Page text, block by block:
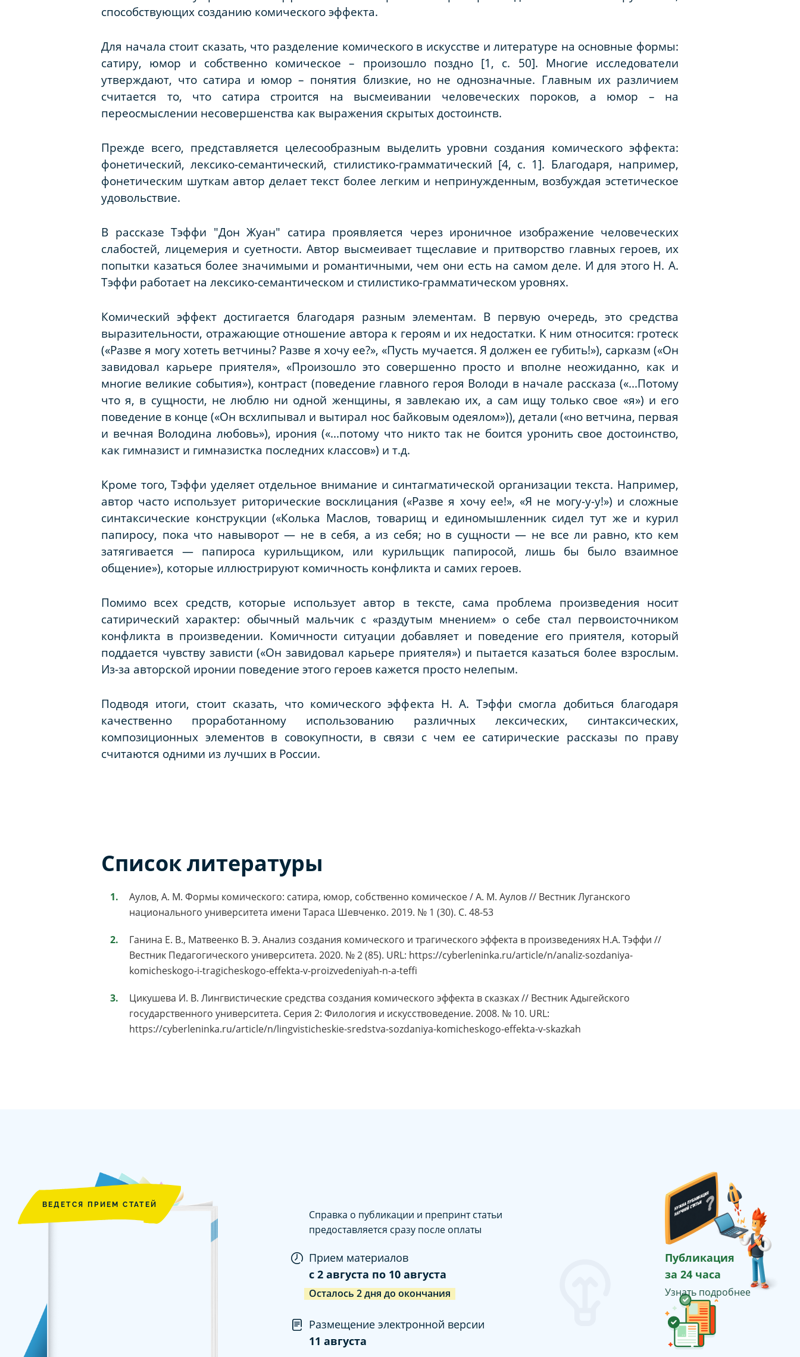
способствующих созданию комического эффекта.
Для начала стоит сказать, что разделение комического в искусстве и литературе на основные формы:
сатиру, юмор и собственно комическое – произошло поздно [1, с. 50]. Многие исследователи
утверждают, что сатира и юмор – понятия близкие, но не однозначные. Главным их различием
считается то, что сатира строится на высмеивании человеческих пороков, а юмор – на
переосмыслении несовершенства как выражения скрытых достоинств.
Прежде всего, представляется целесообразным выделить уровни создания комического эффекта:
фонетический, лексико-семантический, стилистико-грамматический [4, с. 1]. Благодаря, например,
фонетическим шуткам автор делает текст более легким и непринужденным, возбуждая эстетическое
удовольствие.
В рассказе Тэффи "Дон Жуан" сатира проявляется через ироничное изображение человеческих
слабостей, лицемерия и суетности. Автор высмеивает тщеславие и притворство главных героев, их
попытки казаться более значимыми и романтичными, чем они есть на самом деле. И для этого Н. А.
Тэффи работает на лексико-семантическом и стилистико-грамматическом уровнях.
Комический эффект достигается благодаря разным элементам. В первую очередь, это средства
выразительности, отражающие отношение автора к героям и их недостатки. К ним относится: гротеск
(«Разве я могу хотеть ветчины? Разве я хочу ее?», «Пусть мучается. Я должен ее губить!»), сарказм («Он
завидовал карьере приятеля», «Произошло это совершенно просто и вполне неожиданно, как и
многие великие события»), контраст (поведение главного героя Володи в начале рассказа («...Потому
что я, в сущности, не люблю ни одной женщины, я завлекаю их, а сам ищу только свое «я») и его
поведение в конце («Он всхлипывал и вытирал нос байковым одеялом»)), детали («но ветчина, первая
и вечная Володина любовь»), ирония («...потому что никто так не боится уронить свое достоинство,
как гимназист и гимназистка последних классов») и т.д.
Кроме того, Тэффи уделяет отдельное внимание и синтагматической организации текста. Например,
автор часто использует риторические восклицания («Разве я хочу ее!», «Я не могу-у-у!») и сложные
синтаксические конструкции («Колька Маслов, товарищ и единомышленник сидел тут же и курил
папиросу, пока что навыворот — не в себя, а из себя; но в сущности — не все ли равно, кто кем
затягивается — папироса курильщиком, или курильщик папиросой, лишь бы было взаимное
общение»), которые иллюстрируют комичность конфликта и самих героев.
Помимо всех средств, которые использует автор в тексте, сама проблема произведения носит
сатирический характер: обычный мальчик с «раздутым мнением» о себе стал первоисточником
конфликта в произведении. Комичности ситуации добавляет и поведение его приятеля, который
поддается чувству зависти («Он завидовал карьере приятеля») и пытается казаться более взрослым.
Из-за авторской иронии поведение этого героев кажется просто нелепым.
Подводя итоги, стоит сказать, что комического эффекта Н. А. Тэффи смогла добиться благодаря
качественно проработанному использованию различных лексических, синтаксических,
композиционных элементов в совокупности, в связи с чем ее сатирические рассказы по праву
считаются одними из лучших в России.
Список литературы
Аулов, А. М. Формы комического: сатира, юмор, собственно комическое / А. М. Аулов // Вестник Луганского
национального университета имени Тараса Шевченко. 2019. № 1 (30). С. 48-53
Ганина Е. В., Матвеенко В. Э. Анализ создания комического и трагического эффекта в произведениях Н.А. Тэффи //
Вестник Педагогического университета. 2020. № 2 (85). URL: https://cyberleninka.ru/article/n/analiz-sozdaniya-
komicheskogo-i-tragicheskogo-effekta-v-proizvedeniyah-n-a-teffi
Цикушева И. В. Лингвистические средства создания комического эффекта в сказках // Вестник Адыгейского
государственного университета. Серия 2: Филология и искусствоведение. 2008. № 10. URL:
https://cyberleninka.ru/article/n/lingvisticheskie-sredstva-sozdaniya-komicheskogo-effekta-v-skazkah
ВЕДЕТСЯ ПРИЕМ СТАТЕЙ
Справка о публикации и препринт статьи
предоставляется сразу после оплаты
Прием материалов
c 2 августа по 10 августа
Осталось 2дня до окончания
Размещение электронной версии
11 августа
Публикация
за 24 часа
Узнать подробнее